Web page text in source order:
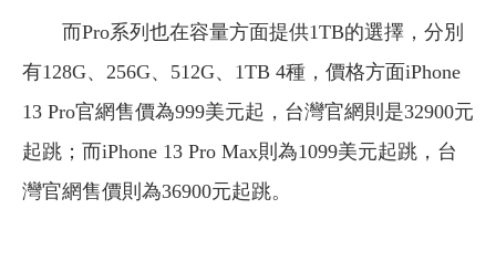
而Pro系列也在容量方面提供1TB的選擇，分別
有128G、256G、512G、1TB 4種，價格方面iPhone
13 Pro官網售價為999美元起，台灣官網則是32900元
起跳；而iPhone 13 Pro Max則為1099美元起跳，台
灣官網售價則為36900元起跳。